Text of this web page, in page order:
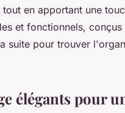
en apportant une
et fonctionnels,
suite pour trouver
élégants pour